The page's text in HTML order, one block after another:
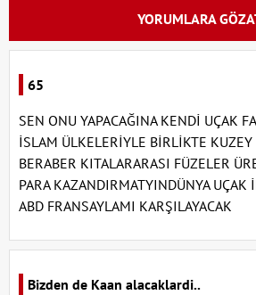
YORUMLARA
65
SEN ONU YAPACAĞINA KENDİ UÇAK
İSLAM ÜLKELERİYLE BİRLİKTE KUZEY
BERABER KITALARARASI FÜZELER
PARA KAZANDIRMATYINDÜNYA UÇAK
ABD FRANSAYLAMI KARŞILAYACAK
Bizden de Kaan alacaklardi..